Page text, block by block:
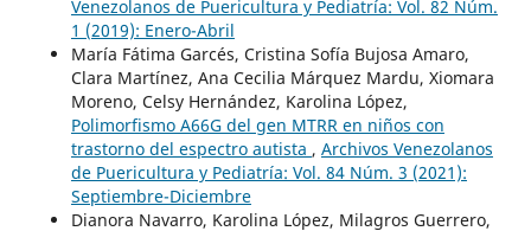
Venezolanos de Puericultura y Pediatría: Vol. 82 Núm.
1 (2019): Enero-Abril
María Fátima Garcés, Cristina Sofía Bujosa Amaro,
Clara Martínez, Ana Cecilia Márquez Mardu, Xiomara
Moreno, Celsy Hernández, Karolina López,
Polimorfismo A66G del gen MTRR en niños con
trastorno del espectro autista , Archivos Venezolanos
de Puericultura y Pediatría: Vol. 84 Núm. 3 (2021):
Septiembre-Diciembre
Dianora Navarro, Karolina López, Milagros Guerrero,